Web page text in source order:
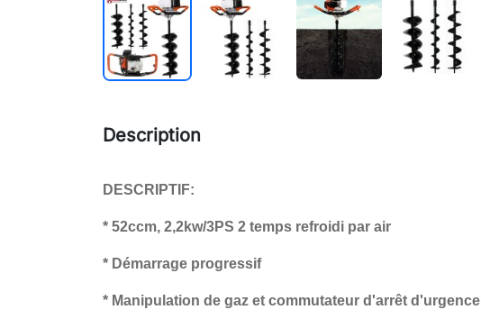
Description
DESCRIPTIF:
* 52ccm, 2,2kw/3PS 2 temps refroidi par air
* Démarrage progressif
* Manipulation de gaz et commutateur d'arrêt d'urgence